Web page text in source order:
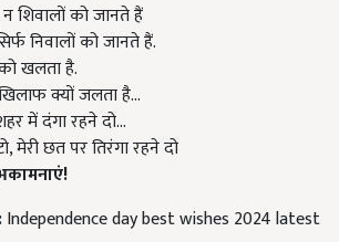
शिवालों को जानते हैं
निवालों को जानते हैं.
खलता है.
क्यों जलता है...
में दंगा रहने दो…
मेरी छत पर तिरंगा रहने दो
Independence day best wishes 2024 latest